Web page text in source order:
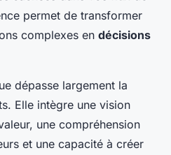
permet de transformer
complexes en décisions
dépasse largement la
Elle intègre une vision
une compréhension
et une capacité à créer